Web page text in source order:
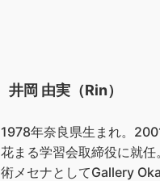
井岡 由実（Rin）
1978年奈良県生まれ。
花まる学習会取締役に就
術メセナとしてGallery